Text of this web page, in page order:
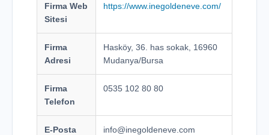
Firma Web
Sitesi
https://www.inegoldeneve.com/
Firma
Adresi
Hasköy, 36. has sokak, 16960
Mudanya/Bursa
Firma
Telefon
0535 102 80 80
E-Posta info@inegoldeneve.com